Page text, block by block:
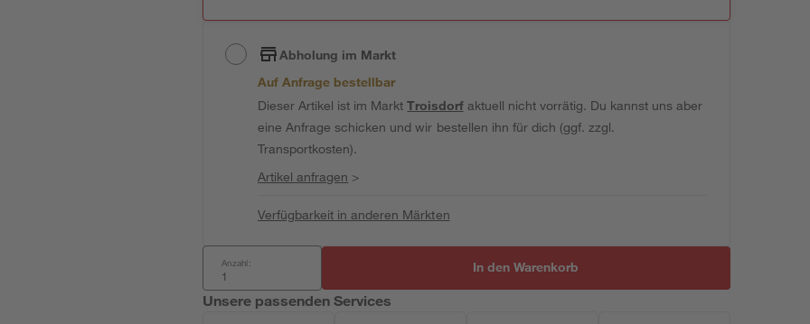
Abholung im Markt
Auf Anfrage bestellbar
Dieser Artikel ist im MarktTroisdorfaktuell nicht vorrätig. Du kannst uns aber
eine Anfrage schicken und wir bestellen ihn für dich (ggf. zzgl.
Transportkosten).
Artikel anfragen >
Verfügbarkeit in anderen Märkten
Anzahl: In den Warenkorb
Unsere passenden Services